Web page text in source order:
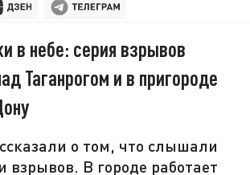
в небе: серия взрывов
Таганрогом и в пригороде
о том, что слышали
взрывов. В городе работает